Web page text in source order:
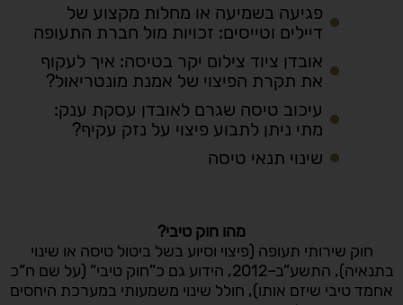
פגיעה בשמיעה או מחלות מקצוע של
דיילים וטייסים: זכויות מול חברת התעופה
אובדן ציוד צילום יקר בטיסה: איך לעקוף
את תקרת הפיצוי של אמנת מונטריאול?
עיכוב טיסה שגרם לאובדן עסקת ענק:
מתי ניתן לתבוע פיצוי על נזק עקיף?
שינוי תנאי טיסה
מהו חוק טיבי?
חוק שירותי תעופה (פיצוי וסיוע בשל ביטול טיסה או שינוי
בתנאיה), התשע”ב–2012, הידוע גם כ”חוק טיבי” (על שם ח”כ
אחמד טיבי שיזם אותו), חולל שינוי משמעותי במערכת היחסים